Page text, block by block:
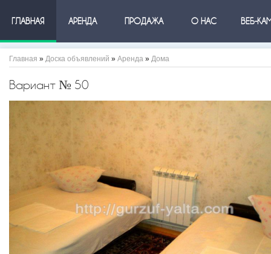
ГЛАВНАЯ АРЕНДА ПРОДАЖА О НАС ВЕБ-
Главная » Доска объявлений » Аренда » Дома
Вариант № 50